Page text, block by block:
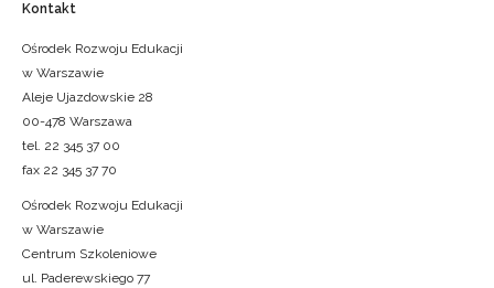
Kontakt
Ośrodek Rozwoju Edukacji
w Warszawie
Aleje Ujazdowskie 28
00-478 Warszawa
tel. 22 345 37 00
fax 22 345 37 70
Ośrodek Rozwoju Edukacji
w Warszawie
Centrum Szkoleniowe
ul. Paderewskiego 77